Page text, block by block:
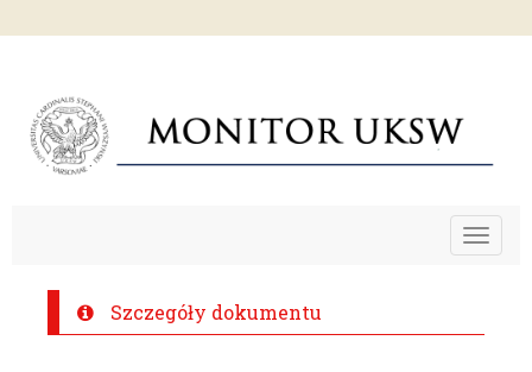
Toggle
Szczegóły dokumentu